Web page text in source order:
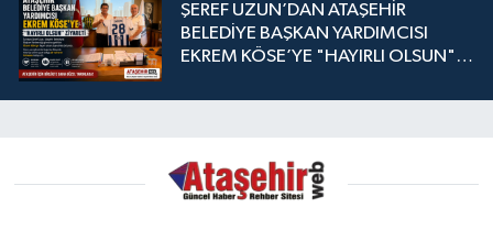
ŞEREF UZUN’DAN ATAŞEHİR
BELEDİYE BAŞKAN YARDIMCISI
EKREM KÖSE’YE "HAYIRLI OLSUN"